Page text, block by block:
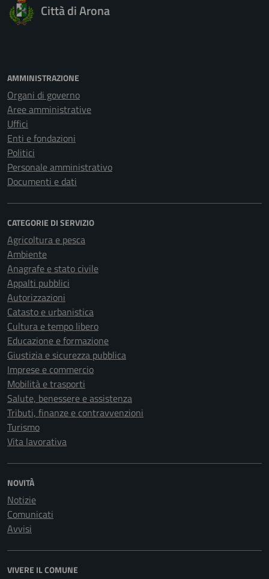
Città di Arona
AMMINISTRAZIONE
Organi di governo
Aree amministrative
Uffici
Enti e fondazioni
Politici
Personale amministrativo
Documenti e dati
CATEGORIE DI SERVIZIO
Agricoltura e pesca
Ambiente
Anagrafe e stato civile
Appalti pubblici
Autorizzazioni
Catasto e urbanistica
Cultura e tempo libero
Educazione e formazione
Giustizia e sicurezza pubblica
Imprese e commercio
Mobilità e trasporti
Salute, benessere e assistenza
Tributi, finanze e contravvenzioni
Turismo
Vita lavorativa
NOVITÀ
Notizie
Comunicati
Avvisi
VIVERE IL COMUNE